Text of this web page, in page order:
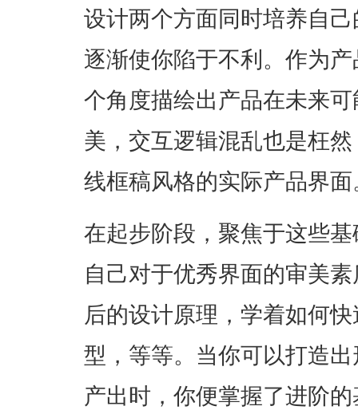
设计两个方面同时培养自
逐渐使你陷于不利。作为
个角度描绘出产品在未来
美，交互逻辑混乱也是枉
线框稿风格的实际产品界面
在起步阶段，聚焦于这些
自己对于优秀界面的审美
后的设计原理，学着如何
型，等等。当你可以打造
产出时，你便掌握了进阶